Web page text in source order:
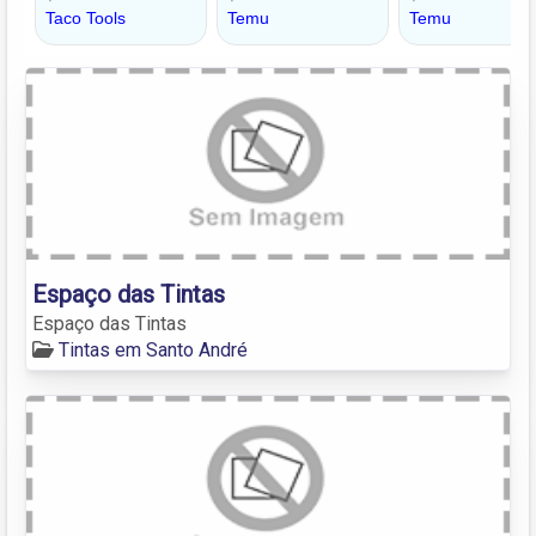
Espaço das Tintas
Espaço das Tintas
Tintas em Santo André